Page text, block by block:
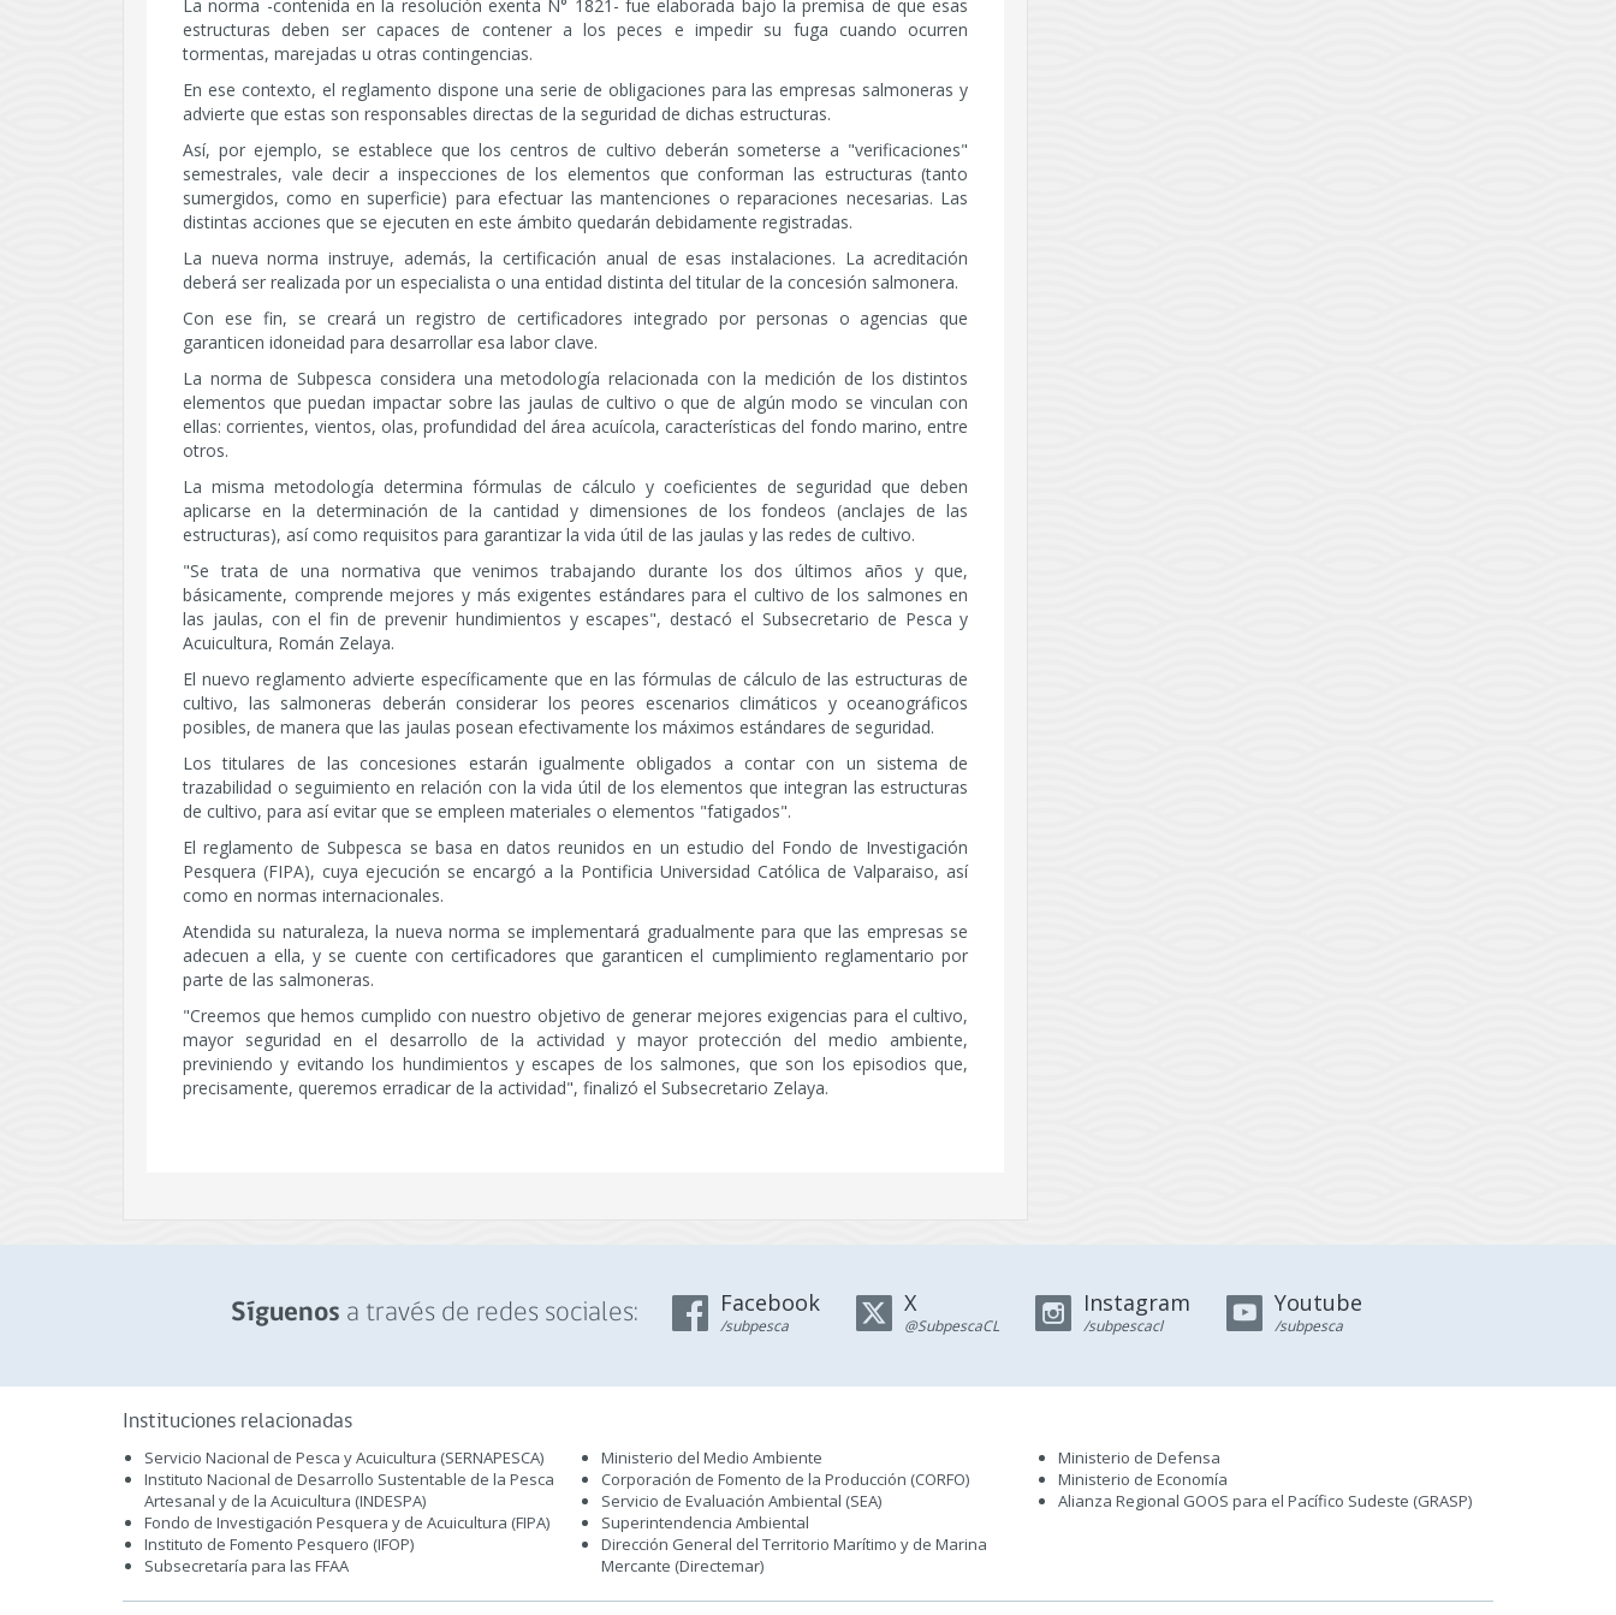
La norma -contenida en la resolución exenta N° 1821- fue elaborada bajo la premisa de que esas
estructuras deben ser capaces de contener a los peces e impedir su fuga cuando ocurren
tormentas, marejadas u otras contingencias.
En ese contexto, el reglamento dispone una serie de obligaciones para las empresas salmoneras y
advierte que estas son responsables directas de la seguridad de dichas estructuras.
Así, por ejemplo, se establece que los centros de cultivo deberán someterse a "verificaciones"
semestrales, vale decir a inspecciones de los elementos que conforman las estructuras (tanto
sumergidos, como en superficie) para efectuar las mantenciones o reparaciones necesarias. Las
distintas acciones que se ejecuten en este ámbito quedarán debidamente registradas.
La nueva norma instruye, además, la certificación anual de esas instalaciones. La acreditación
deberá ser realizada por un especialista o una entidad distinta del titular de la concesión salmonera.
Con ese fin, se creará un registro de certificadores integrado por personas o agencias que
garanticen idoneidad para desarrollar esa labor clave.
La norma de Subpesca considera una metodología relacionada con la medición de los distintos
elementos que puedan impactar sobre las jaulas de cultivo o que de algún modo se vinculan con
ellas: corrientes, vientos, olas, profundidad del área acuícola, características del fondo marino, entre
otros.
La misma metodología determina fórmulas de cálculo y coeficientes de seguridad que deben
aplicarse en la determinación de la cantidad y dimensiones de los fondeos (anclajes de las
estructuras), así como requisitos para garantizar la vida útil de las jaulas y las redes de cultivo.
"Se trata de una normativa que venimos trabajando durante los dos últimos años y que,
básicamente, comprende mejores y más exigentes estándares para el cultivo de los salmones en
las jaulas, con el fin de prevenir hundimientos y escapes", destacó el Subsecretario de Pesca y
Acuicultura, Román Zelaya.
El nuevo reglamento advierte específicamente que en las fórmulas de cálculo de las estructuras de
cultivo, las salmoneras deberán considerar los peores escenarios climáticos y oceanográficos
posibles, de manera que las jaulas posean efectivamente los máximos estándares de seguridad.
Los titulares de las concesiones estarán igualmente obligados a contar con un sistema de
trazabilidad o seguimiento en relación con la vida útil de los elementos que integran las estructuras
de cultivo, para así evitar que se empleen materiales o elementos "fatigados".
El reglamento de Subpesca se basa en datos reunidos en un estudio del Fondo de Investigación
Pesquera (FIPA), cuya ejecución se encargó a la Pontificia Universidad Católica de Valparaiso, así
como en normas internacionales.
Atendida su naturaleza, la nueva norma se implementará gradualmente para que las empresas se
adecuen a ella, y se cuente con certificadores que garanticen el cumplimiento reglamentario por
parte de las salmoneras.
"Creemos que hemos cumplido con nuestro objetivo de generar mejores exigencias para el cultivo,
mayor seguridad en el desarrollo de la actividad y mayor protección del medio ambiente,
previniendo y evitando los hundimientos y escapes de los salmones, que son los episodios que,
precisamente, queremos erradicar de la actividad", finalizó el Subsecretario Zelaya.
Síguenos a través de redes sociales: Facebook
/subpesca
X
@SubpescaCL
Instagram
/subpescacl
Youtube
/subpesca
Instituciones relacionadas
Servicio Nacional de Pesca y Acuicultura (SERNAPESCA)
Instituto Nacional de Desarrollo Sustentable de la Pesca
Artesanal y de la Acuicultura (INDESPA)
Fondo de Investigación Pesquera y de Acuicultura (FIPA)
Instituto de Fomento Pesquero (IFOP)
Subsecretaría para las FFAA
Ministerio del Medio Ambiente
Corporación de Fomento de la Producción (CORFO)
Servicio de Evaluación Ambiental (SEA)
Superintendencia Ambiental
Dirección General del Territorio Marítimo y de Marina
Mercante (Directemar)
Ministerio de Defensa
Ministerio de Economía
Alianza Regional GOOS para el Pacífico Sudeste (GRASP)